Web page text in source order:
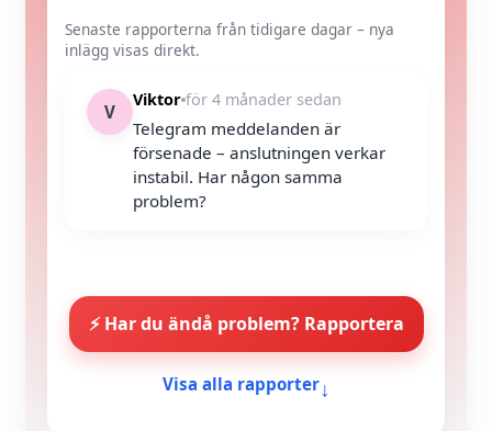
Senaste rapporterna från tidigare dagar – nya
inlägg visas direkt.
V
Viktor för 4 månader sedan
Telegram meddelanden är
försenade – anslutningen verkar
instabil. Har någon samma
problem?
⚡ Har du ändå problem? Rapportera
Visa alla rapporter↓